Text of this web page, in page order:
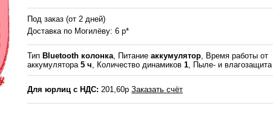
Под заказ (от 2 дней)
Доставка по Могилёву: 6 р*
Тип Bluetooth колонка, Питаниеаккумулятор, Время работы от
аккумулятора5 ч, Количество динамиков1, Пыле- и влагозащита
Для юрлиц с НДС: 201,60рЗаказать счёт